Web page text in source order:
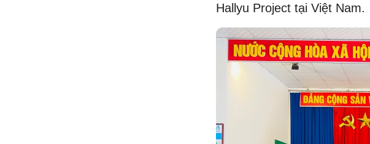
Hallyu Project tại Việt Nam.